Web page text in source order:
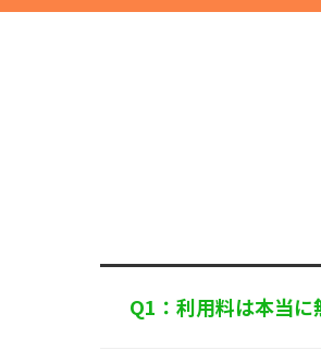
Q1：利用料は本当に